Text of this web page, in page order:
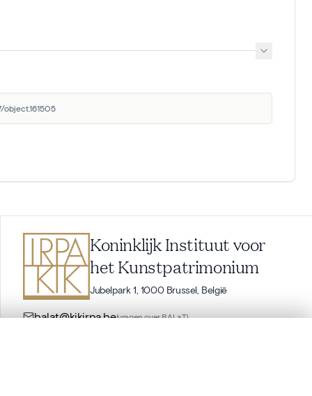
Koninklijk Instituut voor
het Kunstpatrimonium
Jubelpark 1, 1000 Brussel, België
balat@kikirpa.be(vragen over BALaT)